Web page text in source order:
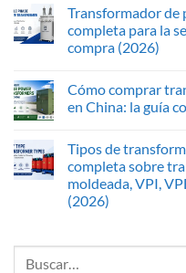
Transformador de
completa para la
compra (2026)
Cómo comprar
en China: la guía
Tipos de
completa sobre
moldeada, VPI,
(2026)